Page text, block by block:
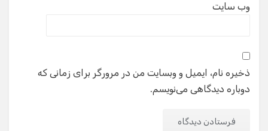
وب‌ سایت
ذخیره نام، ایمیل و وبسایت من در مرورگر برای زمانی که
دوباره دیدگاهی می‌نویسم.